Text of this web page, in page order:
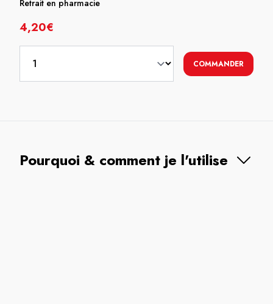
Retrait en pharmacie
4,20€
COMMANDER
Pourquoi & comment je l'utilise